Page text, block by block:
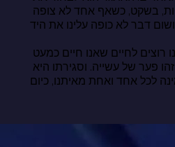
ושום דבר לא כופה עלינו את היד.